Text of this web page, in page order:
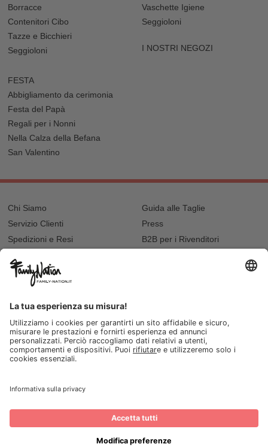
Borracce
Contenitori Cibo
Tazze e Bicchieri
Seggioloni
Vaschette Igiene
Seggioloni
I NOSTRI NEGOZI
FESTA
Abbigliamento da cerimonia
Festa del Papà
Regali per i Nonni
Nella Calza della Befana
San Valentino
Chi Siamo
Servizio Clienti
Spedizioni e Resi
Recupero password?
Lista regalo e nascita
Guida alle Taglie
Press
B2B per i Rivenditori
© 2026, Family Nation Società Benefit S.r.L. Firenze, Italia